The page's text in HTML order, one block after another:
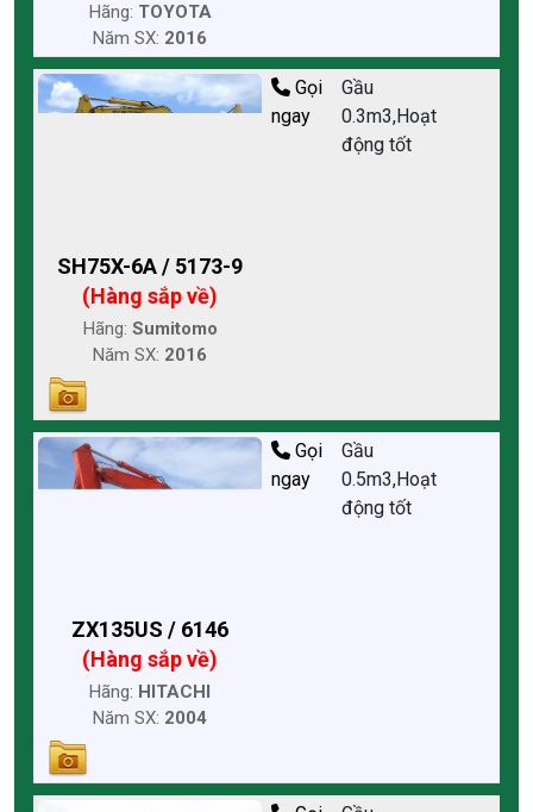
Hãng: TOYOTA
Năm SX: 2016
SH75X-6A / 5173-9
(Hàng sắp về)
Hãng: Sumitomo
Năm SX: 2016
Gọi
ngay
Gầu
0.3m3,Hoạt
động tốt
ZX135US / 6146
(Hàng sắp về)
Hãng: HITACHI
Năm SX: 2004
Gọi
ngay
Gầu
0.5m3,Hoạt
động tốt